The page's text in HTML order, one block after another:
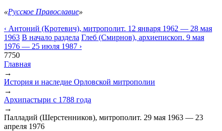
«Русское Православие»
‹ Антоний (Кротевич), митрополит. 12 января 1962 — 28 мая
1963 В начало раздела Глеб (Смирнов), архиепископ. 9 мая
1976 — 25 июля 1987 ›
7750
Вы здесь
Главная
→
История и наследие Орловской митрополии
→
Архипастыри с 1788 года
→
Палладий (Шерстенников), митрополит. 29 мая 1963 — 23
апреля 1976